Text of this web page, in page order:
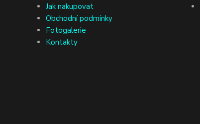
Jak nakupovat
Obchodní podmínky
Fotogalerie
Kontakty